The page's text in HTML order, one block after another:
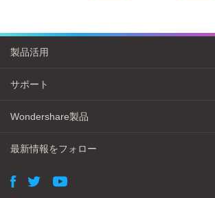
製品活用
サポート
Wondershare製品
最新情報をフォロー